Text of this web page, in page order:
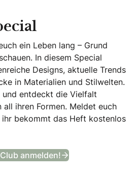
ein Leben lang – Grund
In diesem Special
Designs, aktuelle Trends
in Materialien und Stilwelten.
und entdeckt die Vielfalt
all ihren Formen. Meldet euch
ihr bekommt das Heft kostenlos
anmelden! Trauring Special